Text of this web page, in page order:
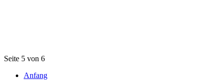
Seite 5 von 6
Anfang